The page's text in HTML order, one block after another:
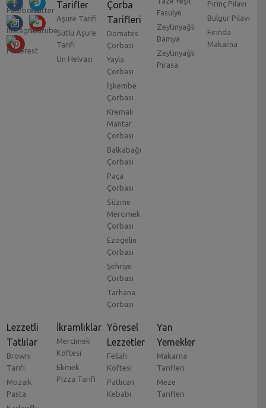
Tarifler
Aşure Tarifi
Sütlü Aşure
Tarifi
Un Helvası
Çorba
Tarifleri
Domates
Çorbası
Yayla
Çorbası
İşkembe
Çorbası
Kremalı
Mantar
Çorbası
Balkabağı
Çorbası
Paça
Çorbası
Süzme
Mercimek
Çorbası
Ezogelin
Çorbası
Şehriye
Çorbası
Tarhana
Çorbası
Fasulye
Zeytinyağlı
Bamya
Zeytinyağlı
Pırasa
Pirinç Pilavı
Bulgur Pilavı
Fırında
Makarna
Lezzetli
Tatlılar
Browni
Tarifi
Mozaik
Pasta
İkramlıklar
Mercimek
Köftesi
Ekmek
Pizza Tarifi
Yöresel
Lezzetler
Fellah
Köftesi
Patlıcan
Kebabı
Yan
Yemekler
Makarna
Tarifleri
Meze
Tarifleri